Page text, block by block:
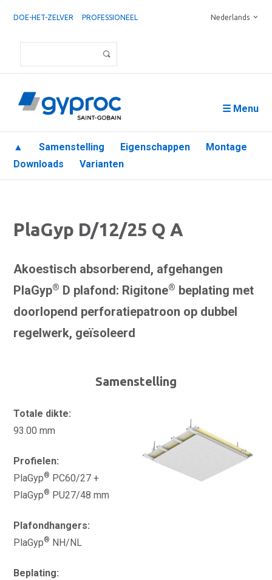
DOE-HET-ZELVER PROFESSIONEEL Nederlands
☰ Menu
▲ Samenstelling Eigenschappen
Montage
Downloads
Varianten
PlaGyp D/12/25 Q A
Akoestisch absorberend, afgehangen
PlaGyp® D plafond: Rigitone® beplating met
doorlopend perforatiepatroon op dubbel
regelwerk, geïsoleerd
Samenstelling
Totale dikte:
93.00 mm
Profielen:
PlaGyp® PC60/27 +
PlaGyp® PU27/48 mm
Plafondhangers:
PlaGyp® NH/NL
Beplating: